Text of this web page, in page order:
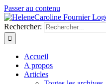
Passer au contenu
Rechercher:
Accueil
A propos
Articles